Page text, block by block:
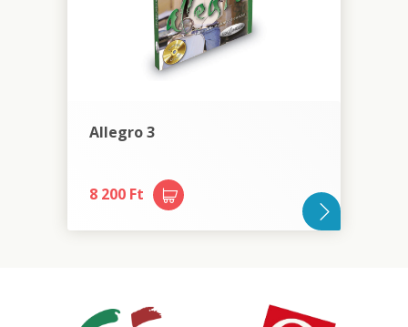
Allegro 3
8 200 Ft